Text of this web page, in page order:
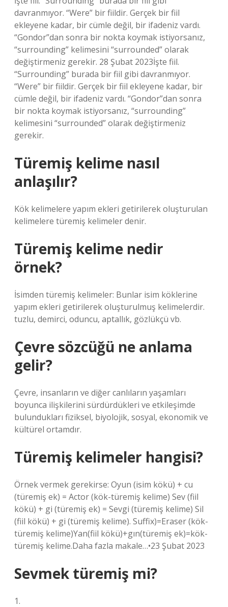
davranmıyor. “Were” bir fiildir. Gerçek bir fiil
ekleyene kadar, bir cümle değil, bir ifadeniz vardı.
“Gondor”dan sonra bir nokta koymak istiyorsanız,
“surrounding” kelimesini “surrounded” olarak
değiştirmeniz gerekir. 28 Şubat 2023İşte fiil.
“Surrounding” burada bir fiil gibi davranmıyor.
“Were” bir fiildir. Gerçek bir fiil ekleyene kadar, bir
cümle değil, bir ifadeniz vardı. “Gondor”dan sonra
bir nokta koymak istiyorsanız, “surrounding”
kelimesini “surrounded” olarak değiştirmeniz
gerekir.
Türemiş kelime nasıl
anlaşılır?
Kök kelimelere yapım ekleri getirilerek oluşturulan
kelimelere türemiş kelimeler denir.
Türemiş kelime nedir
örnek?
İsimden türemiş kelimeler: Bunlar isim köklerine
yapım ekleri getirilerek oluşturulmuş kelimelerdir.
tuzlu, demirci, oduncu, aptallık, gözlükçü vb.
Çevre sözcüğü ne anlama
gelir?
Çevre, insanların ve diğer canlıların yaşamları
boyunca ilişkilerini sürdürdükleri ve etkileşimde
bulundukları fiziksel, biyolojik, sosyal, ekonomik ve
kültürel ortamdır.
Türemiş kelimeler hangisi?
Örnek vermek gerekirse: Oyun (isim kökü) + cu
(türemiş ek) = Actor (kök-türemiş kelime) Sev (fiil
kökü) + gi (türemiş ek) = Sevgi (türemiş kelime) Sil
(fiil kökü) + gi (türemiş kelime). Suffix)=Eraser (kök-
türemiş kelime)Yan(fiil kökü)+gın(türemiş ek)=kök-
türemiş kelime.Daha fazla makale…•23 Şubat 2023
Sevmek türemiş mi?
1.